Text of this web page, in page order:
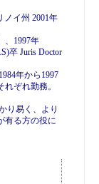
ノイ州 2001年
、1997年
卒 Juris Doctor
年から1997
ぞれ勤務。
り易く、より
有る方の役に